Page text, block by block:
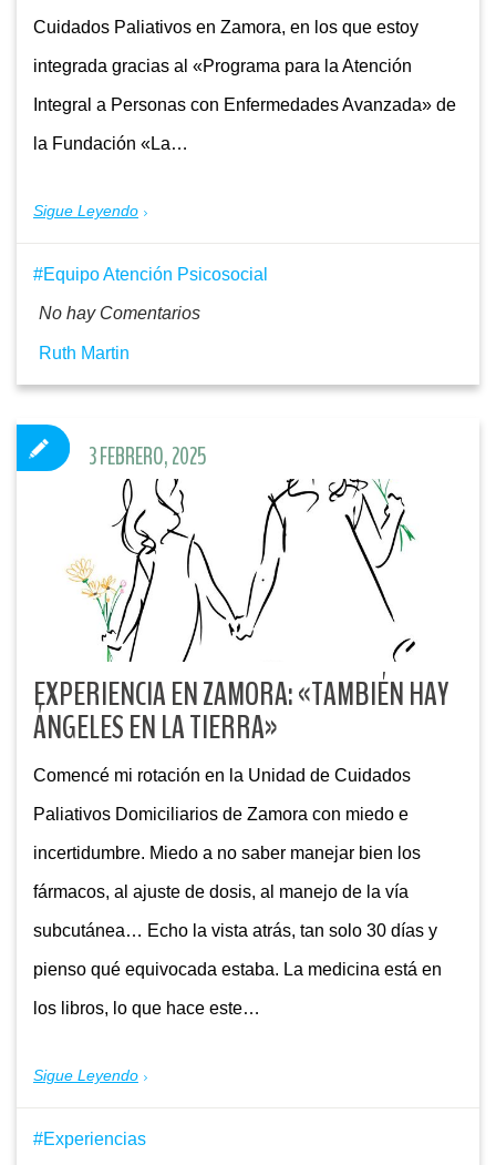
Cuidados Paliativos en Zamora, en los que estoy
integrada gracias al «Programa para la Atención
Integral a Personas con Enfermedades Avanzada» de
la Fundación «La…
Sigue Leyendo
Equipo Atención Psicosocial
No hay Comentarios
Ruth Martin
EXPERIENCIA EN ZAMORA: «TAMBIÉN HAY
ÁNGELES EN LA TIERRA»
Comencé mi rotación en la Unidad de Cuidados
Paliativos Domiciliarios de Zamora con miedo e
incertidumbre. Miedo a no saber manejar bien los
fármacos, al ajuste de dosis, al manejo de la vía
subcutánea… Echo la vista atrás, tan solo 30 días y
pienso qué equivocada estaba. La medicina está en
los libros, lo que hace este…
Sigue Leyendo
3 FEBRERO, 2025
Experiencias